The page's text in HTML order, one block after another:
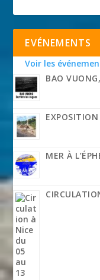
EVÉNEMENTS
Voir les
BAO
EXPOSITION
MER À